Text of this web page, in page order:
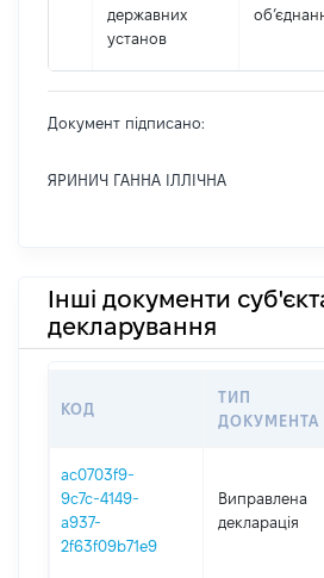
державних
установ
Документ підписано:
ЯРИНИЧ ГАННА ІЛЛІЧНА
Інші документи
декларування
КОД
ТИП
ДОКУМЕНТА
ac0703f9-
9c7c-4149-
a937-
2f63f09b71e9
Виправлена
декларація